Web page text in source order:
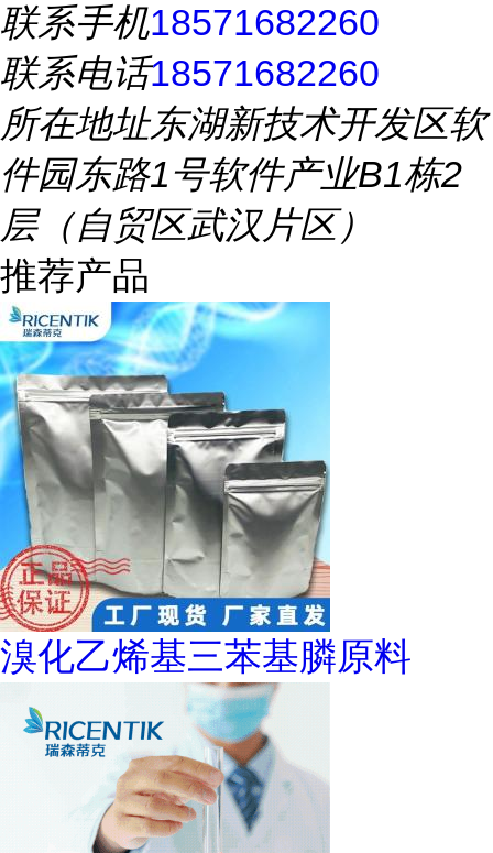
联系手机18571682260
联系电话18571682260
所在地址东湖新技术开发区软
件园东路1号软件产业B1栋2
层（自贸区武汉片区）
推荐产品
溴化乙烯基三苯基膦原料